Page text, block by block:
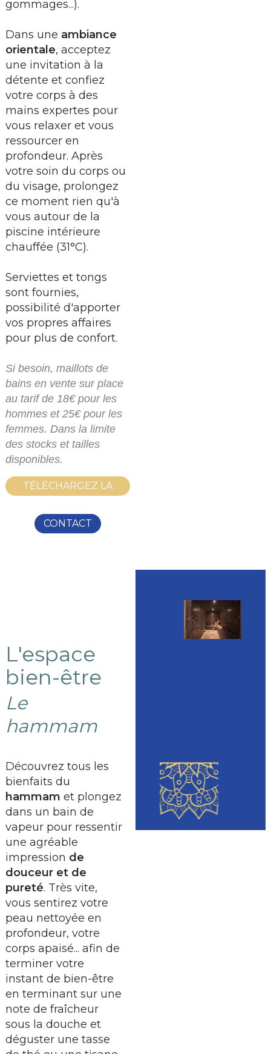
gommages...).
Dans une ambiance
orientale, acceptez
une invitation à la
détente et confiez
votre corps à des
mains expertes pour
vous relaxer et vous
ressourcer en
profondeur. Après
votre soin du corps ou
du visage, prolongez
ce moment rien qu'à
vous autour de la
piscine intérieure
chauffée (31°C).
Serviettes et tongs
sont fournies,
possibilité d'apporter
vos propres affaires
pour plus de confort.
Si besoin, maillots de
bains en vente sur place
au tarif de 18€ pour les
hommes et 25€ pour les
femmes. Dans la limite
des stocks et tailles
disponibles.
TÉLÉCHARGEZ LA
SOINS
CONTACT
L'espace
bien-être
Le
hammam
Découvrez tous les
bienfaits du
hammam et plongez
dans un bain de
vapeur pour ressentir
une agréable
impression de
douceur et de
pureté. Très vite,
vous sentirez votre
peau nettoyée en
profondeur, votre
corps apaisé... afin de
terminer votre
instant de bien-être
en terminant sur une
note de fraîcheur
sous la douche et
déguster une tasse